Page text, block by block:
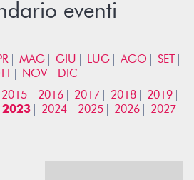
eventi
MAG GIU LUG AGO
SET
NOV
DIC
2015 2016 2017 2018
2019
2023 2024 2025 2026 2027